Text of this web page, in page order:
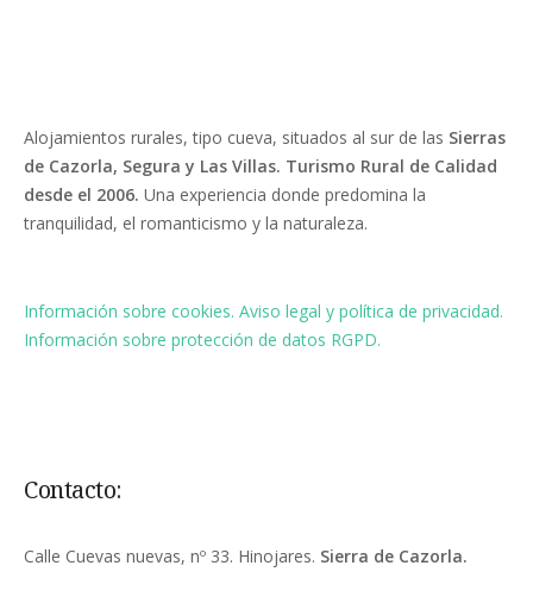
Alojamientos rurales, tipo cueva, situados al sur de las Sierras
de Cazorla, Segura y Las Villas. Turismo Rural de Calidad
desde el 2006. Una experiencia donde predomina la
tranquilidad, el romanticismo y la naturaleza.
Información sobre cookies. Aviso legal y política de privacidad.
Información sobre protección de datos RGPD.
Contacto:
Calle Cuevas nuevas, nº 33. Hinojares. Sierra de Cazorla.